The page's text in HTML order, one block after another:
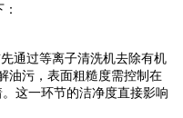
先通过等离子清洗机去除有机
油污，表面粗糙度需控制在
这一环节的洁净度直接影响